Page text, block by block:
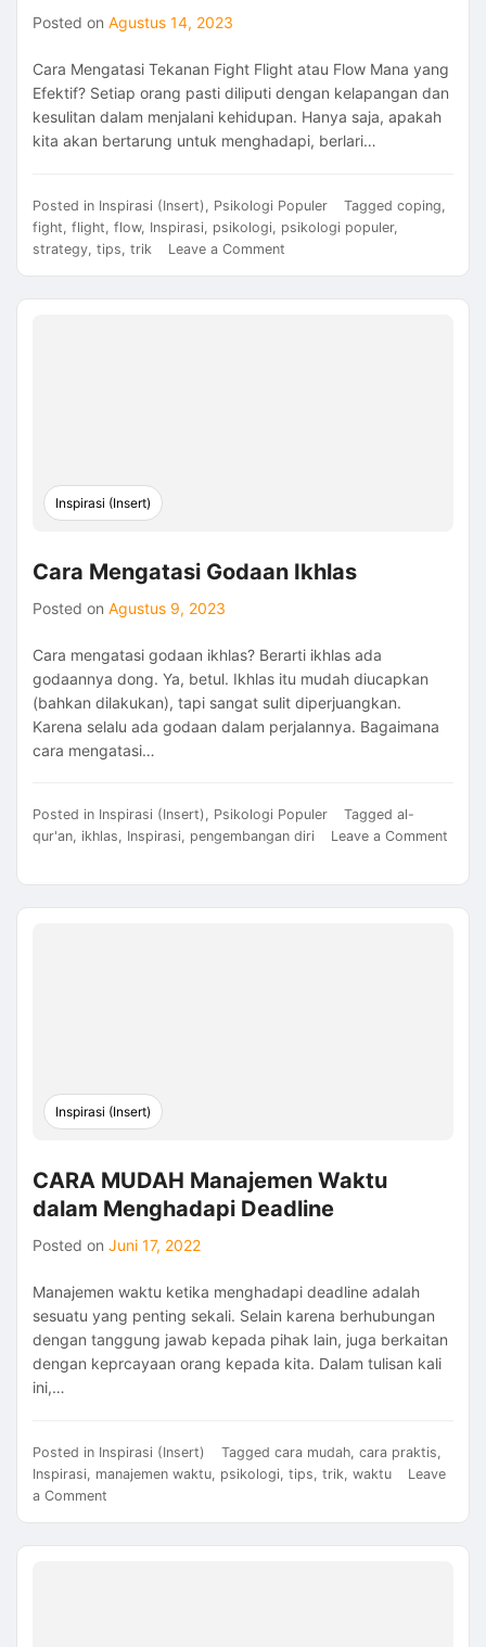
Posted on Agustus 14, 2023
Cara Mengatasi Tekanan Fight Flight atau Flow Mana yang
Efektif? Setiap orang pasti diliputi dengan kelapangan dan
kesulitan dalam menjalani kehidupan. Hanya saja, apakah
kita akan bertarung untuk menghadapi, berlari…
Posted in Inspirasi (Insert), Psikologi Populer Tagged coping,
fight, flight, flow, Inspirasi, psikologi, psikologi populer,
strategy, tips, trik Leave a Comment
Inspirasi (Insert)
Cara Mengatasi Godaan Ikhlas
Posted on Agustus 9, 2023
Cara mengatasi godaan ikhlas? Berarti ikhlas ada
godaannya dong. Ya, betul. Ikhlas itu mudah diucapkan
(bahkan dilakukan), tapi sangat sulit diperjuangkan.
Karena selalu ada godaan dalam perjalannya. Bagaimana
cara mengatasi…
Posted in Inspirasi (Insert), Psikologi Populer Tagged al-
qur'an, ikhlas, Inspirasi, pengembangan diri
Leave a Comment
Inspirasi (Insert)
CARA MUDAH Manajemen Waktu
dalam Menghadapi Deadline
Posted on Juni 17, 2022
Manajemen waktu ketika menghadapi deadline adalah
sesuatu yang penting sekali. Selain karena berhubungan
dengan tanggung jawab kepada pihak lain, juga berkaitan
dengan keprcayaan orang kepada kita. Dalam tulisan kali
ini,…
Posted in Inspirasi (Insert) Tagged cara mudah, cara praktis,
Inspirasi, manajemen waktu, psikologi, tips, trik, waktu
Leave
a Comment